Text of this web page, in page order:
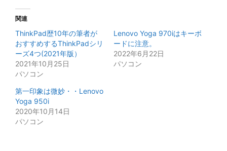
関連
ThinkPad歴10年の筆者が
おすすめするThinkPadシリ
ーズ4つ(2021年版）
2021年10月25日
パソコン
Lenovo Yoga 970iはキーボ
ードに注意。
2022年6月22日
パソコン
第一印象は微妙・・Lenovo
Yoga 950i
2020年10月14日
パソコン